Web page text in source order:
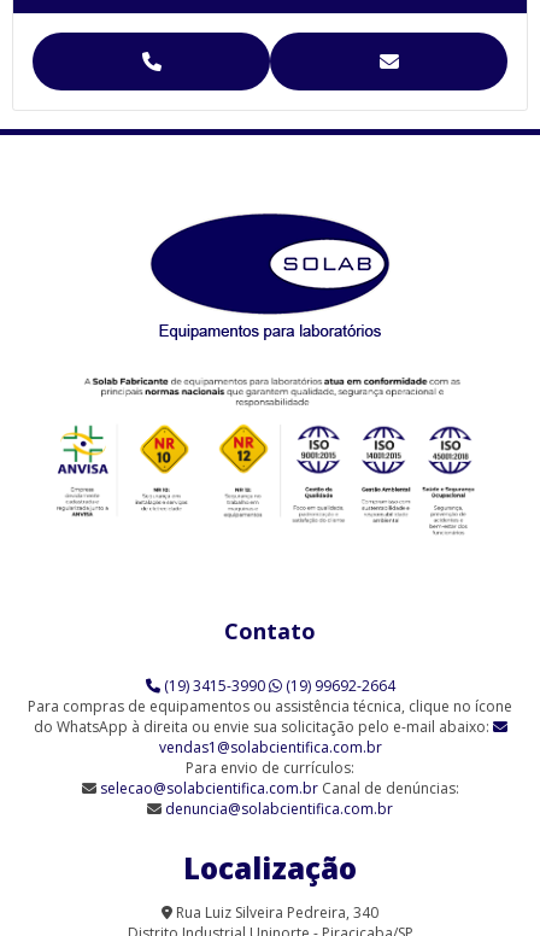
Agitador para Separação de Agregados de Solo Yoder
Agitador Proveta - 120 Provas - Análise de Solo (SL-99/120)
Agitador Proveta - 6 Provas - Análise de Solo (SL-99/6)
AGITADORES MAGNÉTICOS
(SL-92/H)
Agitador Magnético Analógico com Aquecimento (SL-91/A)
Agitador Magnético Analógico com Aquecimento 10 Provas (SL-
91/10)
Agitador Magnético Analógico com Aquecimento 6 Provas (SL-
Agitador Magnético Analógico sem Aquecimento (SL-90)
Agitador Magnético Analógico sem Aquecimento - 6 Provas (SL-
Contato
(19) 3415-3990
(19) 99692-2664
Para compras de equipamentos ou assistência técnica, clique no ícone
do WhatsApp à direita ou envie sua solicitação pelo e-mail abaixo:
vendas1@solabcientifica.com.br
Para envio de currículos:
selecao@solabcientifica.com.br Canal de denúncias:
denuncia@solabcientifica.com.br
Localização
Rua Luiz Silveira Pedreira, 340